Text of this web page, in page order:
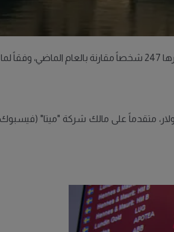
رغم التحديات الأخيرة التي تواجهها شركته "تسلا"، إذ تُقدّر ثروته حالياً بـ342 مليار دولار، متقدماً على